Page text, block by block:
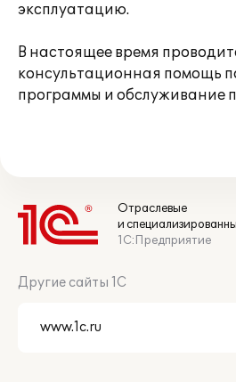
эксплуатацию.
В настоящее время
консультационная помощь
программы и обслуживание
Отраслевые
и
1С:Предприятие
Другие сайты 1С